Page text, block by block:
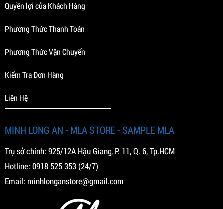
Quyền lợi của Khách Hàng
Phương Thức Thanh Toán
Phương Thức Vận Chuyển
Kiểm Tra Đơn Hàng
Liên Hệ
MINH LONG AN - MLA STORE - SAMPLE MLA
Trụ sở chính: 925/12A Hậu Giang, P. 11, Q. 6, Tp.HCM
Hotline: 0918 525 353 (24/7)
Email: minhlonganstore@gmail.com